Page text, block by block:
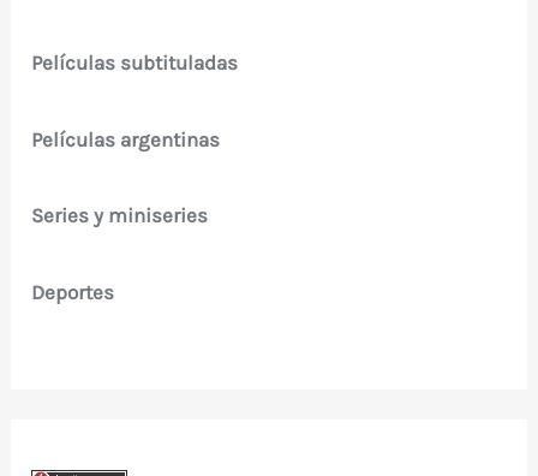
Películas subtituladas
Películas argentinas
Series y miniseries
Deportes